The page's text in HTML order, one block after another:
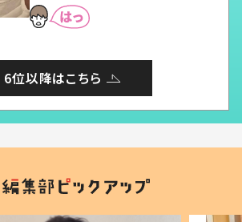
6位以降はこちら